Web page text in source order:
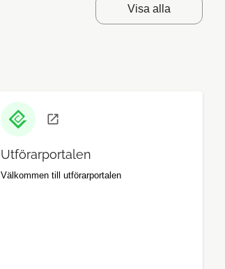
Visa alla
Utförarportalen
Välkommen till utförarportalen